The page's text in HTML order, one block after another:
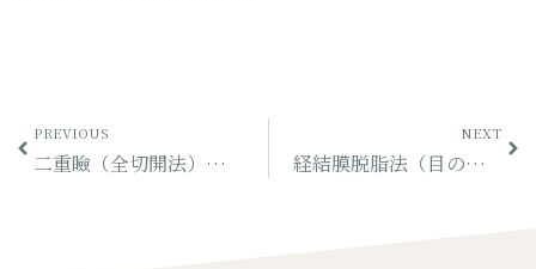
PREVIOUS
二重瞼（全切開法）モニター（その16）
NEXT
経結膜脱脂法（目の下のふくらみ取り）モニター（その12）※閲覧注意